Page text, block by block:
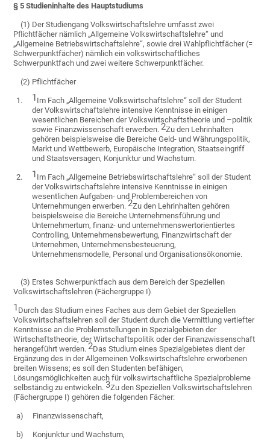
§ 5 Studieninhalte des Hauptstudiums
(1) Der Studiengang Volkswirtschaftslehre umfasst zwei
Pflichtfächer nämlich „Allgemeine Volkswirtschaftslehre“ und
„Allgemeine Betriebswirtschaftslehre“, sowie drei Wahlpflichtfächer (=
Schwerpunktfächer) nämlich ein volkswirtschaftliches
Schwerpunktfach und zwei weitere Schwerpunktfächer.
(2) Pflichtfächer
1. 1 Im Fach „Allgemeine Volkswirtschaftslehre“ soll der Student
der Volkswirtschaftslehre intensive Kenntnisse in einigen
wesentlichen Bereichen der Volkswirtschaftstheorie und –politik
sowie Finanzwissenschaft erwerben. 2Zu den Lehrinhalten
gehören beispielsweise die Bereiche Geld- und Währungspolitik,
Markt und Wettbewerb, Europäische Integration, Staatseingriff
und Staatsversagen, Konjunktur und Wachstum.
2. 1 Im Fach „Allgemeine Betriebswirtschaftslehre“ soll der Student
der Volkswirtschaftslehre intensive Kenntnisse in einigen
wesentlichen Aufgaben- und Problembereichen von
Unternehmungen erwerben. 2Zu den Lehrinhalten gehören
beispielsweise die Bereiche Unternehmensführung und
Unternehmertum, finanz- und unternehmenswertorientiertes
Controlling, Unternehmensbewertung, Finanzwirtschaft der
Unternehmen, Unternehmensbesteuerung,
Unternehmensmodelle, Personal und Organisationsökonomie.
(3) Erstes Schwerpunktfach aus dem Bereich der Speziellen
Volkswirtschaftslehren (Fächergruppe I)
1 Durch das Studium eines Faches aus dem Gebiet der Speziellen
Volkswirtschaftslehren soll der Student durch die Vermittlung vertiefter
Kenntnisse an die Problemstellungen in Spezialgebieten der
Wirtschaftstheorie, der Wirtschaftspolitik oder der Finanzwissenschaft
herangeführt werden. 2Das Studium eines Spezialgebietes dient der
Ergänzung des in der Allgemeinen Volkswirtschaftslehre erworbenen
breiten Wissens; es soll den Studenten befähigen,
Lösungsmöglichkeiten auch für volkswirtschaftliche Spezialprobleme
selbständig zu entwickeln.3Zu den Speziellen Volkswirtschaftslehren
(Fächergruppe I) gehören die folgenden Fächer:
a) Finanzwissenschaft,
b) Konjunktur und Wachstum,